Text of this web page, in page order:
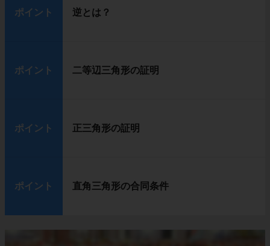
ポイント 逆とは？
ポイント 二等辺三角形の証明
ポイント 正三角形の証明
ポイント 直角三角形の合同条件